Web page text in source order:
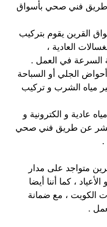
طريق فني صحي بأسواق
القرين يقوم بتركيب
العادية ،
السرعة في العمل .
الجلي أو السباحة
مياه الشرب و تركيب
عادية و الكترونية و
للشر عن طريق فني صحي
.
متواجد على مدار
، كما أننا أيضا
الكويت ، مع ضمانة
.